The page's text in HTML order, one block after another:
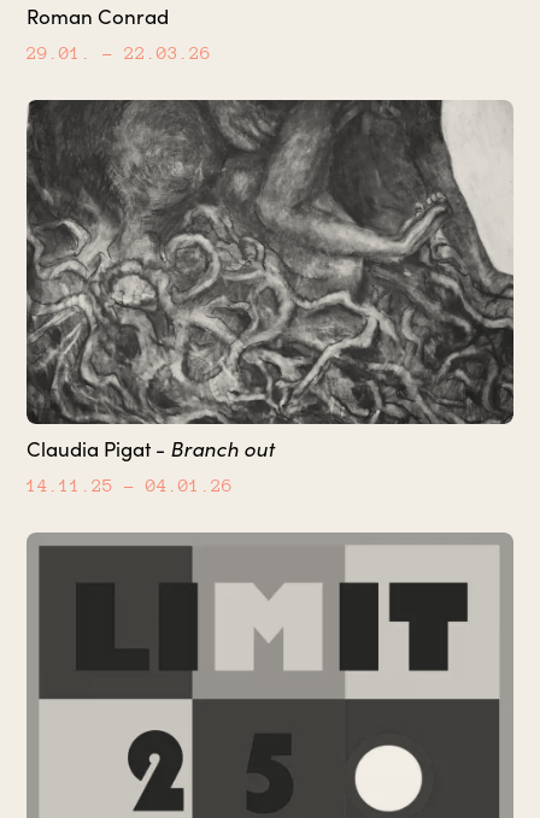
Roman Conrad
29.01. – 22.03.26
Claudia Pigat - Branch out
14.11.25 – 04.01.26